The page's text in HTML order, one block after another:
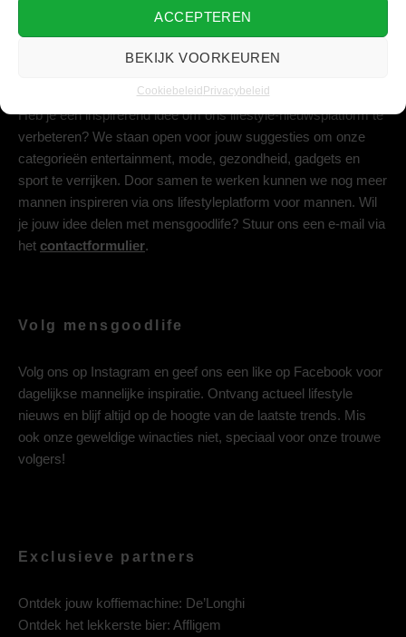
ACCEPTEREN
BEKIJK VOORKEUREN
Cookiebeleid Privacybeleid
Heb je een inspirerend idee om ons lifestyle-nieuwsplatform te
verbeteren? We staan open voor jouw suggesties om onze
categorieën entertainment, mode, gezondheid, gadgets en
sport te verrijken. Door samen te werken kunnen we nog meer
mannen inspireren via ons lifestyleplatform voor mannen. Wil
je jouw idee delen met mensgoodlife? Stuur ons een e-mail via
het contactformulier.
Volg mensgoodlife
Volg ons op Instagram en geef ons een like op Facebook voor
dagelijkse mannelijke inspiratie. Ontvang actueel lifestyle
nieuws en blijf altijd op de hoogte van de laatste trends. Mis
ook onze geweldige winacties niet, speciaal voor onze trouwe
volgers!
Exclusieve partners
Ontdek jouw koffiemachine: De’Longhi
Ontdek het lekkerste bier: Affligem